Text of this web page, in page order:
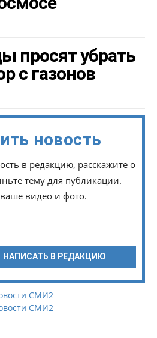
просят убрать
с газонов
новость
в редакцию, расскажите о
тему для публикации.
видео и фото.
НАПИСАТЬ В РЕДАКЦИЮ
СМИ2
СМИ2